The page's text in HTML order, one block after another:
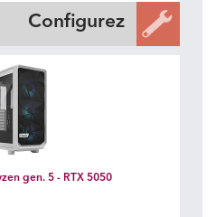
Configurez
gen. 5 - RTX 5050